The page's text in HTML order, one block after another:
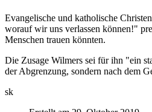
Evangelische und katholische
worauf wir uns verlassen können!"
Menschen trauen könnten.
Die Zusage Wilmers sei für ihn "ein
der Abgrenzung, sondern nach dem
sk